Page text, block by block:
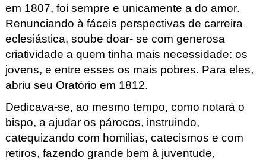
em 1807, foi sempre e unicamente a do amor.
Renunciando à fáceis perspectivas de carreira
eclesiástica, soube doar- se com generosa
criatividade a quem tinha mais necessidade: os
jovens, e entre esses os mais pobres. Para eles,
abriu seu Oratório em 1812.
Dedicava-se, ao mesmo tempo, como notará o
bispo, a ajudar os párocos, instruindo,
catequizando com homilias, catecismos e com
retiros, fazendo grande bem à juventude,